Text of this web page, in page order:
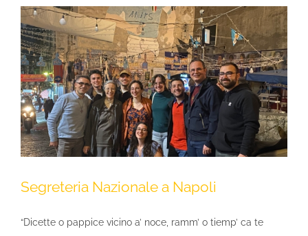
Segreteria Nazionale a Napoli
“Dicette o pappice vicino a’ noce, ramm’ o tiemp’ ca te